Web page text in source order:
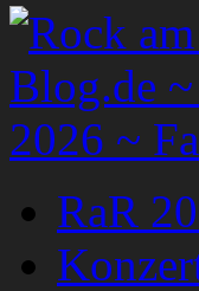
RaR